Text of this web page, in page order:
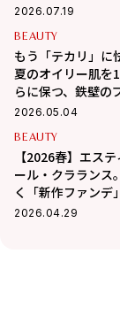
2026.07.19
BEAUTY
もう「テカリ」に
夏のオイリー肌を
らに保つ、鉄壁の
選
2026.05.04
BEAUTY
【2026春】エス
ール・クラランス
く「新作ファンデ
2026.04.29